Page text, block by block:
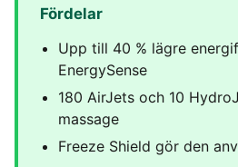
Fördelar
Upp till 40 % lägre
EnergySense
180 AirJets och 10
massage
Freeze Shield gör den